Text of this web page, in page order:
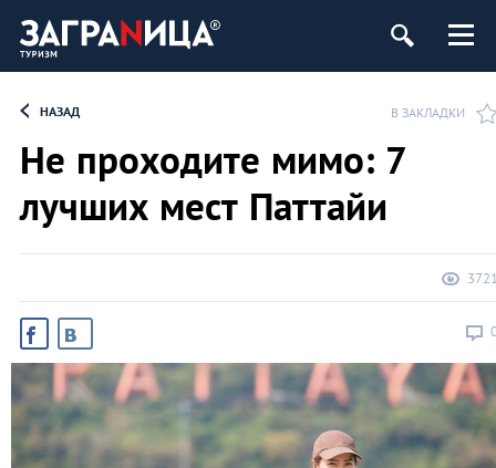
НАЗАД В ЗАКЛАДКИ
Не проходите мимо: 7
лучших мест Паттайи